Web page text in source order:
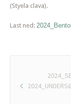
(Styela clava).
Last ned: